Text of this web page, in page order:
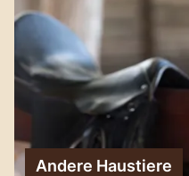
Andere Haustiere